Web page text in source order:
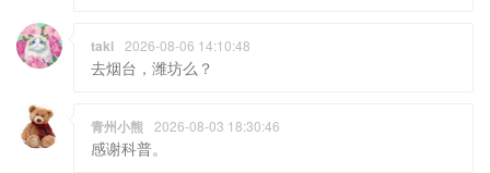
taki 2026-08-06 14:10:48
去烟台，潍坊么？
青州小熊 2026-08-03 18:30:46
感谢科普。